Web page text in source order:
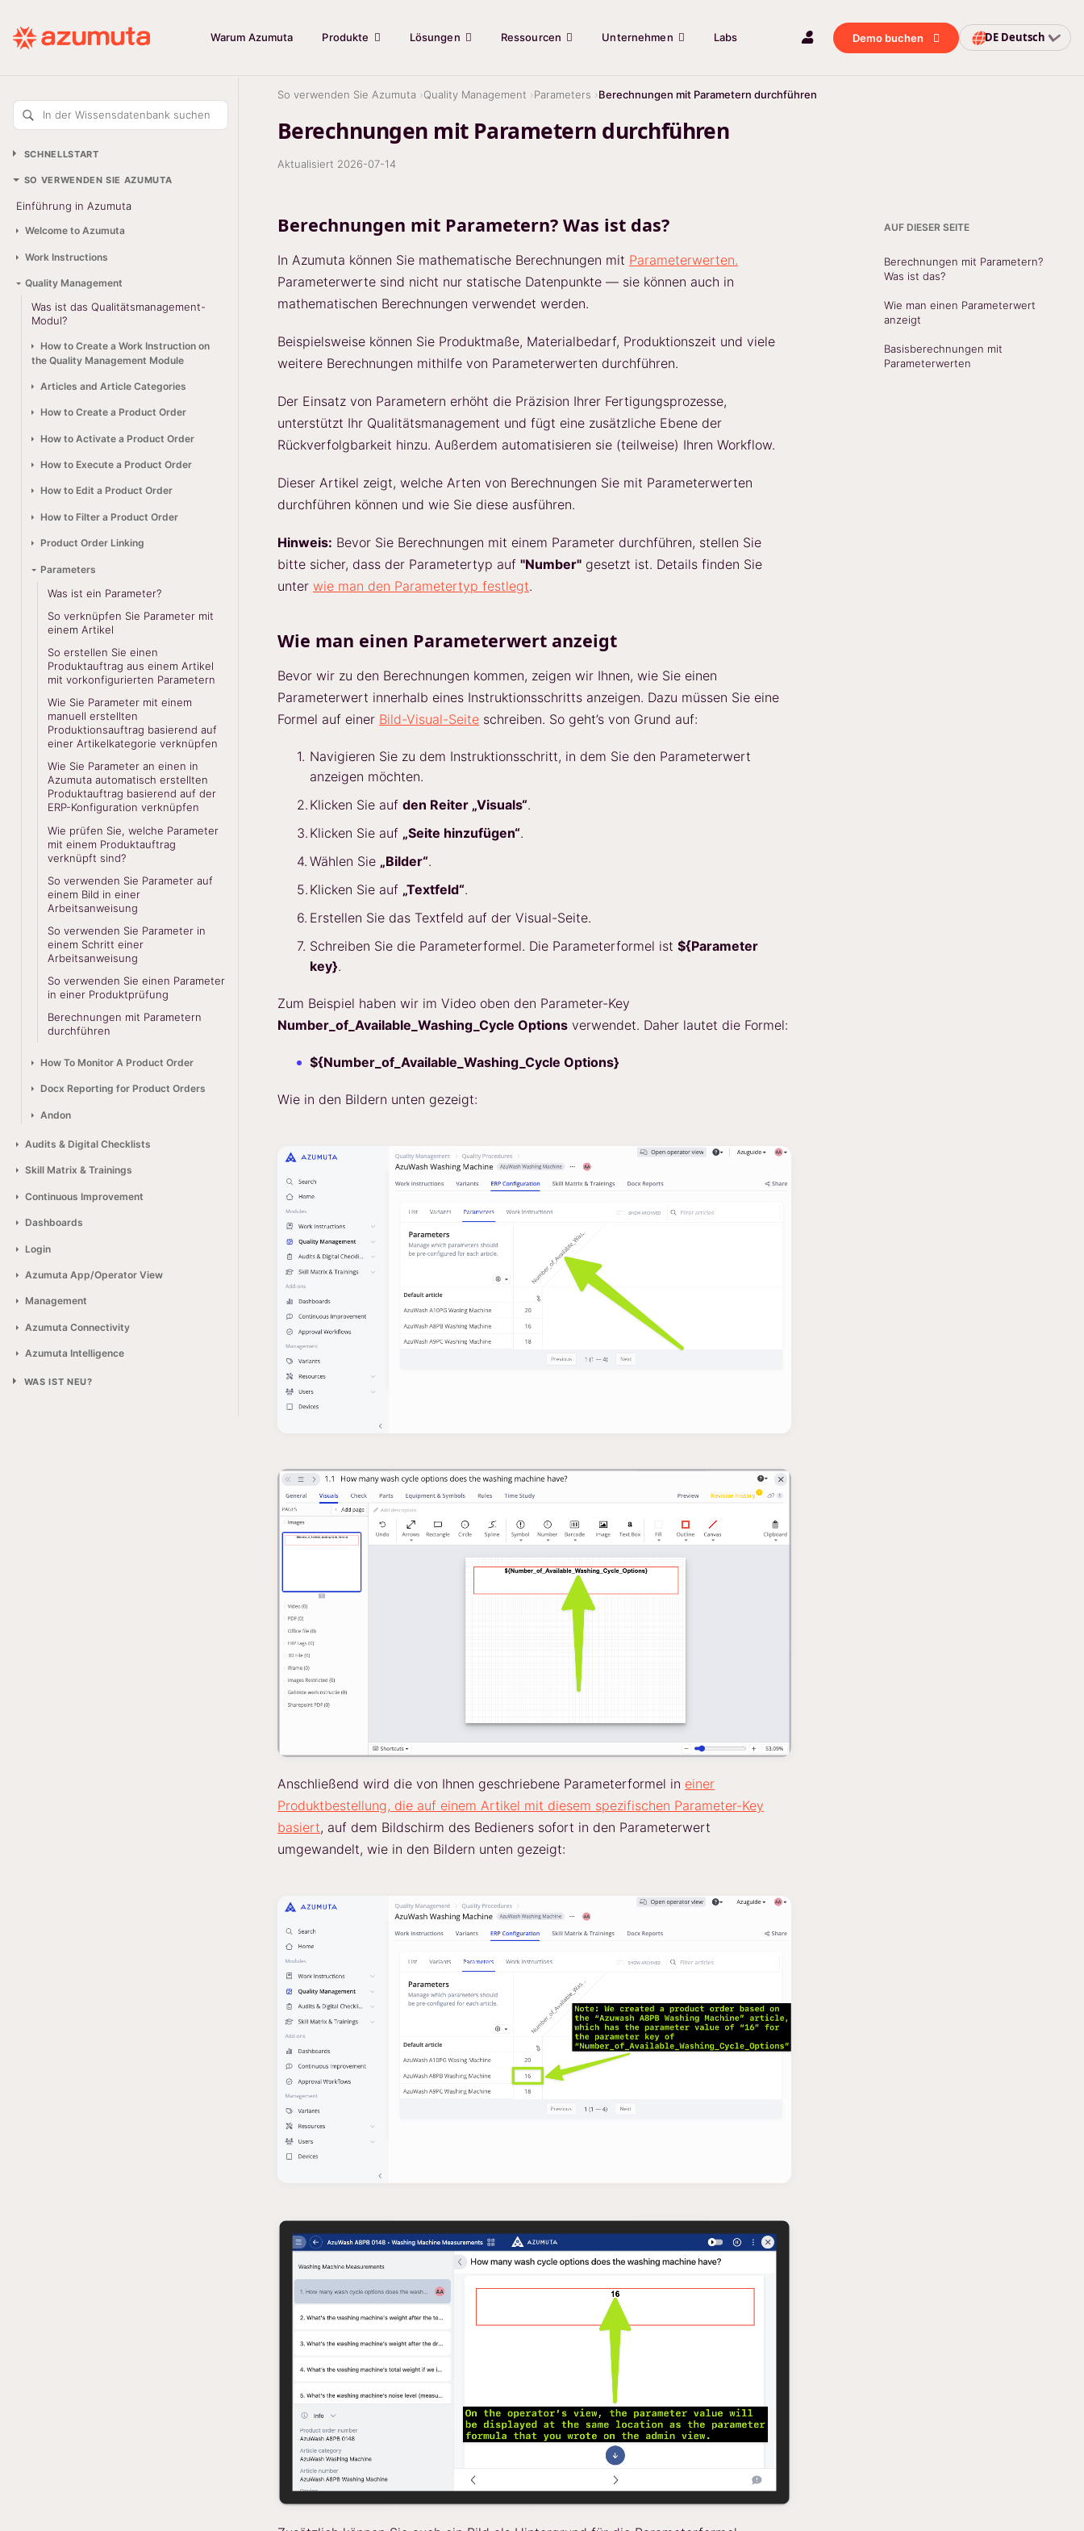
Warum Azumuta Produkte Lösungen Ressourcen Unternehmen Labs Demo buchen DE Deutsch
In der Wissensdatenbank suchen
SCHNELLSTART
SO VERWENDEN SIE AZUMUTA
Einführung in Azumuta
Welcome to Azumuta
Work Instructions
Quality Management
Was ist das Qualitätsmanagement-
Modul?
How to Create a Work Instruction on
the Quality Management Module
Articles and Article Categories
How to Create a Product Order
How to Activate a Product Order
How to Execute a Product Order
How to Edit a Product Order
How to Filter a Product Order
Product Order Linking
Parameters
Was ist ein Parameter?
So verknüpfen Sie Parameter mit
einem Artikel
So erstellen Sie einen
Produktauftrag aus einem Artikel
mit vorkonfigurierten Parametern
Wie Sie Parameter mit einem
manuell erstellten
Produktionsauftrag basierend auf
einer Artikelkategorie verknüpfen
Wie Sie Parameter an einen in
Azumuta automatisch erstellten
Produktauftrag basierend auf der
ERP-Konfiguration verknüpfen
Wie prüfen Sie, welche Parameter
mit einem Produktauftrag
verknüpft sind?
So verwenden Sie Parameter auf
einem Bild in einer
Arbeitsanweisung
So verwenden Sie Parameter in
einem Schritt einer
Arbeitsanweisung
So verwenden Sie einen Parameter
in einer Produktprüfung
Berechnungen mit Parametern
durchführen
How To Monitor A Product Order
Docx Reporting for Product Orders
Andon
Audits & Digital Checklists
Skill Matrix & Trainings
Continuous Improvement
Dashboards
Login
Azumuta App/Operator View
Management
Azumuta Connectivity
Azumuta Intelligence
WAS IST NEU?
So verwenden Sie Azumuta Quality Management Parameters Berechnungen mit Parametern durchführen
Berechnungen mit Parametern durchführen
Aktualisiert 2026-07-14
Berechnungen mit Parametern? Was ist das?
In Azumuta können Sie mathematische Berechnungen mit Parameterwerten.
Parameterwerte sind nicht nur statische Datenpunkte — sie können auch in
mathematischen Berechnungen verwendet werden.
Beispielsweise können Sie Produktmaße, Materialbedarf, Produktionszeit und viele
weitere Berechnungen mithilfe von Parameterwerten durchführen.
Der Einsatz von Parametern erhöht die Präzision Ihrer Fertigungsprozesse,
unterstützt Ihr Qualitätsmanagement und fügt eine zusätzliche Ebene der
Rückverfolgbarkeit hinzu. Außerdem automatisieren sie (teilweise) Ihren Workflow.
Dieser Artikel zeigt, welche Arten von Berechnungen Sie mit Parameterwerten
durchführen können und wie Sie diese ausführen.
Hinweis: Bevor Sie Berechnungen mit einem Parameter durchführen, stellen Sie
bitte sicher, dass der Parametertyp auf "Number" gesetzt ist. Details finden Sie
unter wie man den Parametertyp festlegt.
Wie man einen Parameterwert anzeigt
Bevor wir zu den Berechnungen kommen, zeigen wir Ihnen, wie Sie einen
Parameterwert innerhalb eines Instruktionsschritts anzeigen. Dazu müssen Sie eine
Formel auf einer Bild-Visual-Seite schreiben. So geht’s von Grund auf:
Navigieren Sie zu dem Instruktionsschritt, in dem Sie den Parameterwert
anzeigen möchten.
Klicken Sie auf den Reiter „Visuals“.
Klicken Sie auf „Seite hinzufügen“.
Wählen Sie „Bilder“.
Klicken Sie auf „Textfeld“.
Erstellen Sie das Textfeld auf der Visual-Seite.
Schreiben Sie die Parameterformel. Die Parameterformel ist ${Parameter
key}.
Zum Beispiel haben wir im Video oben den Parameter-Key
Number_of_Available_Washing_Cycle Options verwendet. Daher lautet die Formel:
${Number_of_Available_Washing_Cycle Options}
Wie in den Bildern unten gezeigt:
Anschließend wird die von Ihnen geschriebene Parameterformel in einer
Produktbestellung, die auf einem Artikel mit diesem spezifischen Parameter-Key
basiert, auf dem Bildschirm des Bedieners sofort in den Parameterwert
umgewandelt, wie in den Bildern unten gezeigt:
AUF DIESER SEITE
Berechnungen mit Parametern?
Was ist das?
Wie man einen Parameterwert
anzeigt
Basisberechnungen mit
Parameterwerten